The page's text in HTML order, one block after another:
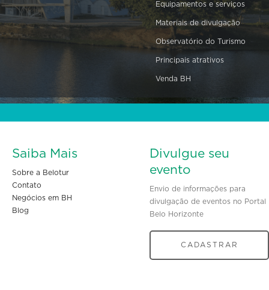
Equipamentos e serviços
Materiais de divulgação
Observatório do Turismo
Principais atrativos
Venda BH
Saiba Mais
Sobre a Belotur
Contato
Negócios em BH
Blog
Divulgue seu
evento
Envio de informações para
divulgação de eventos no Portal
Belo Horizonte
CADASTRAR